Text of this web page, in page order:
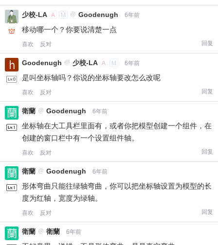
立刻支付
少校-LA A M @ Goodenugh 6年前
移动哪一个？你要说清楚一点
喜欢 反对 回复
Goodenugh @ 少校-LA A M 6年前
是叫坐标轴吗？你说的坐标轴要改怎么改呢
喜欢 反对 回复
衛蘭 @ Goodenugh 6年前
坐标轴在大工具栏里面有，或者你把模型创建一个组件，在
创建的窗口栏中有一个设置组件轴。
喜欢 反对 回复
衛蘭 @ Goodenugh 6年前
形体弯曲只能往绿轴弯曲，你可以把坐标轴设置为模型的长
度为红轴，宽度为绿轴。
喜欢 反对 回复
衛蘭 @ 衛蘭 6年前